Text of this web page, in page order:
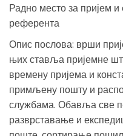
Радно место за пријем
референта
Опис послова: врши
њих ставља пријемне
времену пријема и
примљену пошту и
службама. Обавља све
разврставање и